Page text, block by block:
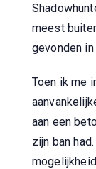
meest
gevonden
Toen ik me
aan een
zijn ban